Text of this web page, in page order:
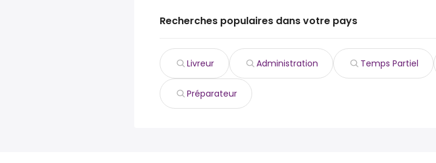
Recherches populaires dans votre pays
Livreur Administration Temps Partiel
Préparateur